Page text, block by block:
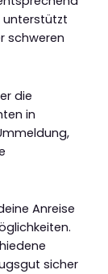
unterstützt
schweren
die
in
Anreise
sicher